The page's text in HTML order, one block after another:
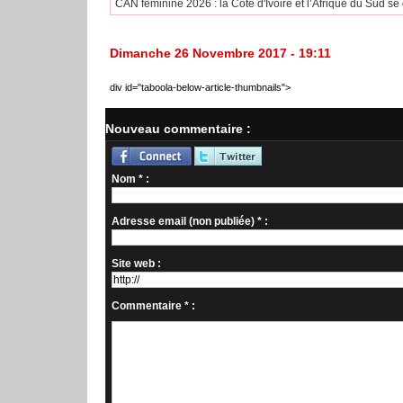
CAN féminine 2026 : la Côte d'Ivoire et l’Afrique du Sud
Dimanche 26 Novembre 2017 - 19:11
div id="taboola-below-article-thumbnails">
Nouveau commentaire :
Nom * :
Adresse email (non publiée) * :
Site web :
Commentaire * :